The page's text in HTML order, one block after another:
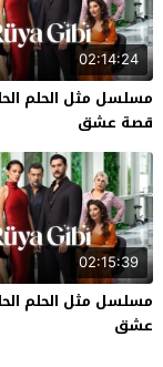
02:14:24
قصة عشق
02:15:39
عشق